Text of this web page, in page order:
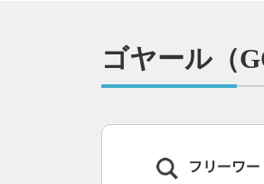
ゴヤール（
フリーワ